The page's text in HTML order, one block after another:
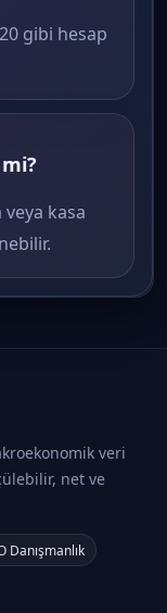
gibi hesap
kasa
veri
net ve
Danışmanlık